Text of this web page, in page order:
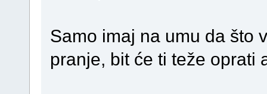
Samo imaj na umu da što
pranje, bit će ti teže oprati